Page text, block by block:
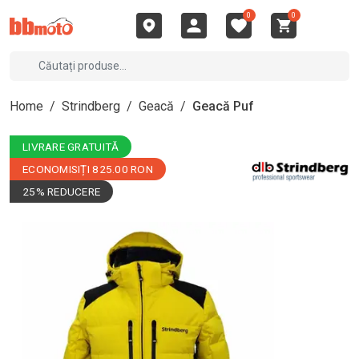
0 0
Home / Strindberg / Geacă / Geacă Puf
LIVRARE GRATUITĂ
ECONOMISIȚI 825.00 RON
25% REDUCERE